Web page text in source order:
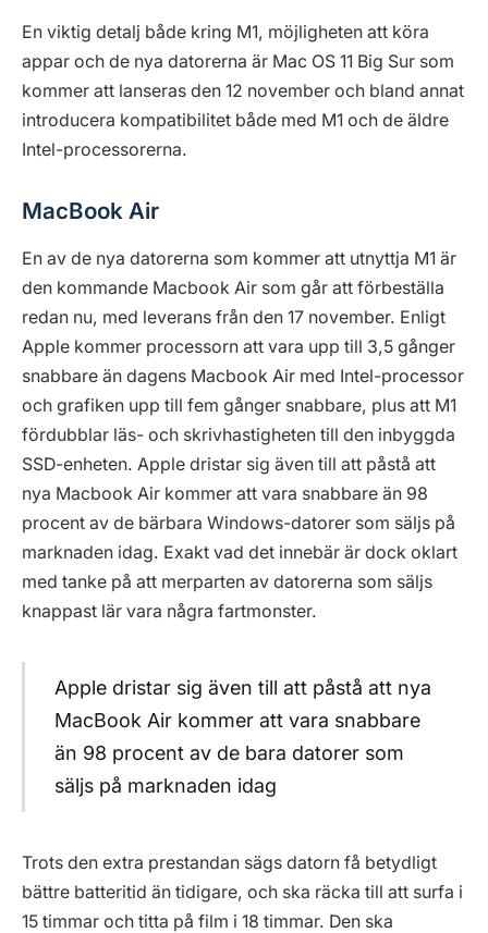
En viktig detalj både kring M1, möjligheten att köra
appar och de nya datorerna är Mac OS 11 Big Sur som
kommer att lanseras den 12 november och bland annat
introducera kompatibilitet både med M1 och de äldre
Intel-processorerna.
MacBook Air
En av de nya datorerna som kommer att utnyttja M1 är
den kommande Macbook Air som går att förbeställa
redan nu, med leverans från den 17 november. Enligt
Apple kommer processorn att vara upp till 3,5 gånger
snabbare än dagens Macbook Air med Intel-processor
och grafiken upp till fem gånger snabbare, plus att M1
fördubblar läs- och skrivhastigheten till den inbyggda
SSD-enheten. Apple dristar sig även till att påstå att
nya Macbook Air kommer att vara snabbare än 98
procent av de bärbara Windows-datorer som säljs på
marknaden idag. Exakt vad det innebär är dock oklart
med tanke på att merparten av datorerna som säljs
knappast lär vara några fartmonster.
Apple dristar sig även till att påstå att nya
MacBook Air kommer att vara snabbare
än 98 procent av de bara datorer som
säljs på marknaden idag
Trots den extra prestandan sägs datorn få betydligt
bättre batteritid än tidigare, och ska räcka till att surfa i
15 timmar och titta på film i 18 timmar. Den ska